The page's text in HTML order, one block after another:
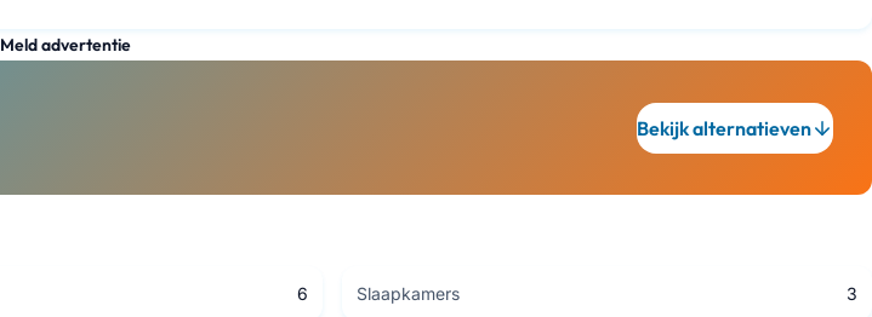
Meld advertentie
Bekijk alternatieven
6 Slaapkamers 3